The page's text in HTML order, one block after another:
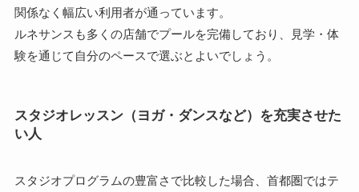
関係なく幅広い利用者が通っています。
ルネサンスも多くの店舗でプールを完備しており、見学・体
験を通じて自分のペースで選ぶとよいでしょう。
スタジオレッスン（ヨガ・ダンスなど）を充実させた
い人
スタジオプログラムの豊富さで比較した場合、首都圏ではテ